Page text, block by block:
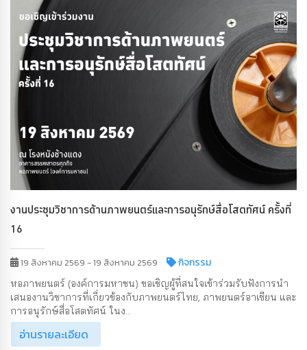
งานประชุมวิชาการด้านภาพยนตร์และการอนุรักษ์สื่อโสตทัศน์ ครั้งที่
16
19 สิงหาคม 2569 - 19 สิงหาคม 2569 กิจกรรม
หอภาพยนตร์ (องค์การมหาชน) ขอเชิญผู้ที่สนใจเข้าร่วมรับฟังการนำ
เสนองานวิชาการที่เกี่ยวข้องกับภาพยนตร์ไทย, ภาพยนตร์อาเซียน และ
การอนุรักษ์สื่อโสตทัศน์ ในง...
อ่านรายละเอียด